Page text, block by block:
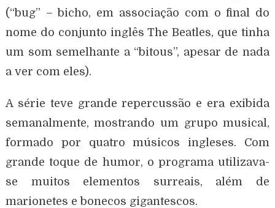
(“bug” – bicho, em associação com o final do
nome do conjunto inglês The Beatles, que tinha
um som semelhante a “bitous”, apesar de nada
a ver com eles).
A série teve grande repercussão e era exibida
semanalmente, mostrando um grupo musical,
formado por quatro músicos ingleses. Com
grande toque de humor, o programa utilizava-
se muitos elementos surreais, além de
marionetes e bonecos gigantescos.